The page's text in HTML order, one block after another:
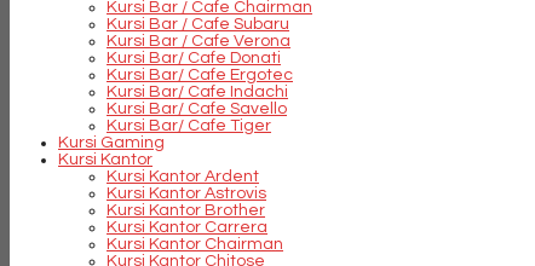
Kursi Bar / Cafe Chairman
Kursi Bar / Cafe Subaru
Kursi Bar / Cafe Verona
Kursi Bar/ Cafe Donati
Kursi Bar/ Cafe Ergotec
Kursi Bar/ Cafe Indachi
Kursi Bar/ Cafe Savello
Kursi Bar/ Cafe Tiger
Kursi Gaming
Kursi Kantor
Kursi Kantor Ardent
Kursi Kantor Astrovis
Kursi Kantor Brother
Kursi Kantor Carrera
Kursi Kantor Chairman
Kursi Kantor Chitose